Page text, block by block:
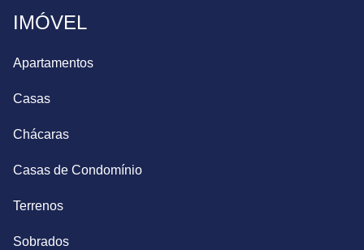
IMÓVEL
Apartamentos
Casas
Chácaras
Casas de Condomínio
Terrenos
Sobrados